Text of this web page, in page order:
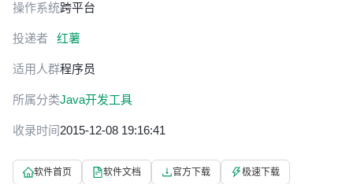
操作系统跨平台
投递者 红薯
适用人群程序员
所属分类Java开发工具
收录时间2015-12-08 19:16:41
软件首页 软件文档 官方下载 极速下载